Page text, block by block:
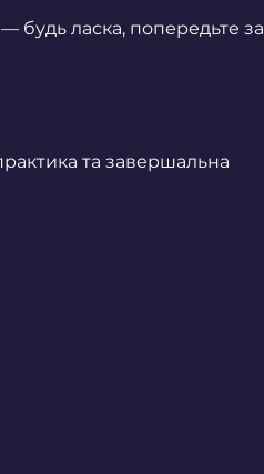
будь ласка, попередьте за
та завершальна